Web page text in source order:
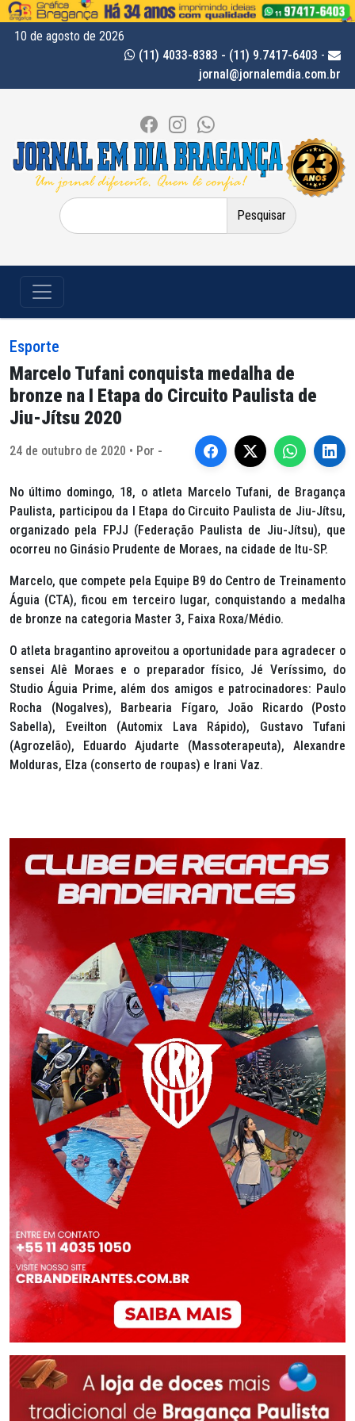
10 de agosto de 2026
(11) 4033-8383 - (11) 9.7417-6403 -
jornal@jornalemdia.com.br
Pesquisar
por:
Esporte
Marcelo Tufani conquista medalha de
bronze na I Etapa do Circuito Paulista de
Jiu-Jítsu 2020
24 de outubro de 2020 • Por -
No último domingo, 18, o atleta Marcelo Tufani, de Bragança
Paulista, participou da I Etapa do Circuito Paulista de Jiu-Jítsu,
organizado pela FPJJ (Federação Paulista de Jiu-Jítsu), que
ocorreu no Ginásio Prudente de Moraes, na cidade de Itu-SP.
Marcelo, que compete pela Equipe B9 do Centro de Treinamento
Águia (CTA), ficou em terceiro lugar, conquistando a medalha
de bronze na categoria Master 3, Faixa Roxa/Médio.
O atleta bragantino aproveitou a oportunidade para agradecer o
sensei Alê Moraes e o preparador físico, Jé Veríssimo, do
Studio Águia Prime, além dos amigos e patrocinadores: Paulo
Rocha (Nogalves), Barbearia Fígaro, João Ricardo (Posto
Sabella), Eveilton (Automix Lava Rápido), Gustavo Tufani
(Agrozelão), Eduardo Ajudarte (Massoterapeuta), Alexandre
Molduras, Elza (conserto de roupas) e Irani Vaz.